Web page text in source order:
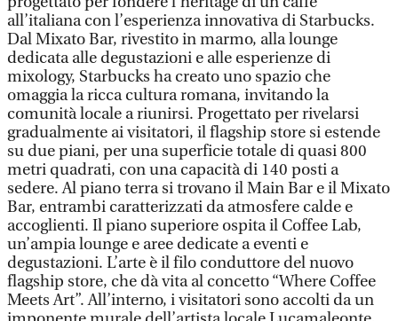
all’italiana con l’esperienza innovativa di Starbucks.
Dal Mixato Bar, rivestito in marmo, alla lounge
dedicata alle degustazioni e alle esperienze di
mixology, Starbucks ha creato uno spazio che
omaggia la ricca cultura romana, invitando la
comunità locale a riunirsi. Progettato per rivelarsi
gradualmente ai visitatori, il flagship store si estende
su due piani, per una superficie totale di quasi 800
metri quadrati, con una capacità di 140 posti a
sedere. Al piano terra si trovano il Main Bar e il Mixato
Bar, entrambi caratterizzati da atmosfere calde e
accoglienti. Il piano superiore ospita il Coffee Lab,
un’ampia lounge e aree dedicate a eventi e
degustazioni. L’arte è il filo conduttore del nuovo
flagship store, che dà vita al concetto “Where Coffee
Meets Art”. All’interno, i visitatori sono accolti da un